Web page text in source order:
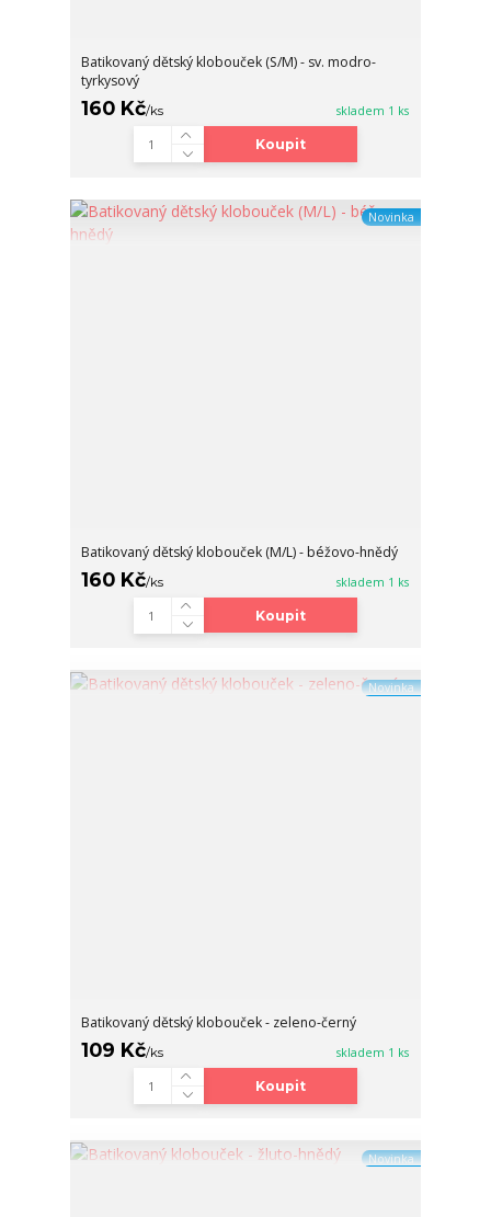
Batikovaný dětský klobouček (S/M) - sv. modro-
tyrkysový
160 Kč/ks skladem 1 ks
Koupit
Novinka
Batikovaný dětský klobouček (M/L) - béžovo-hnědý
160 Kč/ks skladem 1 ks
Koupit
Novinka
Batikovaný dětský klobouček - zeleno-černý
109 Kč/ks skladem 1 ks
Koupit
Novinka